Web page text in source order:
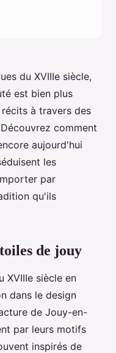
du XVIIIe siècle,
est bien plus
à travers des
comment
aujourd'hui
les
par
qu'ils
de jouy
XVIIIe siècle en
dans le design
de Jouy-en-
par leurs motifs
inspirés de